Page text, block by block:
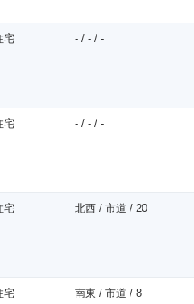
宅 - / - / -
宅 - / - / -
宅 北西 / 市道 / 20
宅 南東 / 市道 / 8